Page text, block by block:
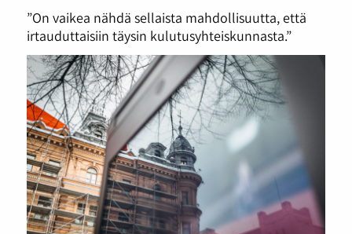
”On vaikea nähdä sellaista mahdollisuutta, että
irtauduttaisiin täysin kulutusyhteiskunnasta.”